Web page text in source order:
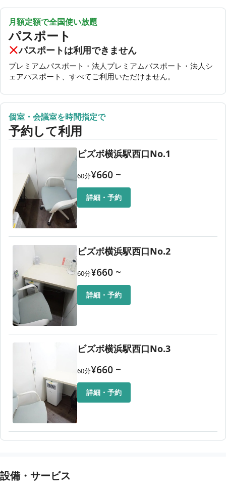
月額定額で全国使い放題
パスポート
パスポートは利用できません
プレミアムパスポート・法人プレミアムパスポート・法人シ
ェアパスポート、すべてご利用いただけません。
個室・会議室を時間指定で
予約して利用
ビズボ横浜駅西口No.1
60分¥660 ~
詳細・予約
ビズボ横浜駅西口No.2
60分¥660 ~
詳細・予約
ビズボ横浜駅西口No.3
60分¥660 ~
詳細・予約
設備・サービス